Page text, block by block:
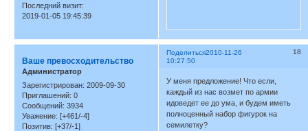
Последний визит:
2019-01-05 19:45:39
Поделиться 18
2010-11-26
10:27:50
Ваше превосходительство
Администратор
Зарегистрирован: 2009-09-30
Приглашений: 0
Сообщений: 3934
Уважение: [+461/-4]
Позитив: [+37/-1]
У меня предложение! Что если,
каждый из нас возмет по армии
идоведет ее до ума, и будем иметь
полноценный набор фигурок на
семилетку?